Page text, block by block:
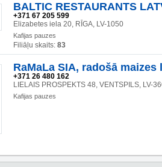
BALTIC RESTAURANTS
+371 67 205 599
Elizabetes iela 20, RĪGA, LV-1050
Kafijas pauzes
Filiāļu skaits: 83
RaMaLa SIA, radošā
+371 26 480 162
LIELAIS PROSPEKTS 48, VENTSPILS, LV-
Kafijas pauzes